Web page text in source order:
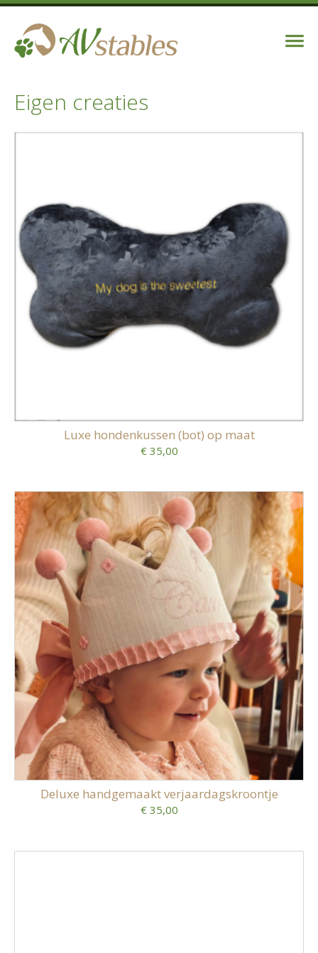
Eigen creaties
Luxe hondenkussen (bot) op maat
€ 35,00
Deluxe handgemaakt verjaardagskroontje
€ 35,00